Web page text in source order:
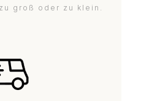
groß oder zu klein.